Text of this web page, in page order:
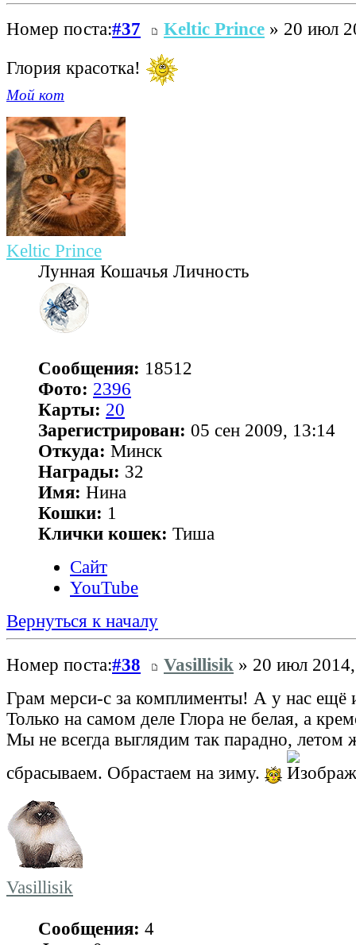
Номер поста:#37 Keltic Prince » 20 июл
Глория красотка!
Мой кот
Keltic Prince
Лунная Кошачья Личность
Сообщения: 18512
Фото: 2396
Карты: 20
Зарегистрирован: 05 сен 2009, 13:14
Откуда: Минск
Награды: 32
Имя: Нина
Кошки: 1
Клички кошек: Тиша
Сайт
YouTube
Вернуться к началу
Номер поста:#38 Vasillisik » 20 июл
Грам мерси-с за комплименты! А у нас ещё
Только на самом деле Глора не белая, а
Мы не всегда выглядим так парадно, летом
сбрасываем. Обрастаем на зиму.
Vasillisik
Сообщения: 4